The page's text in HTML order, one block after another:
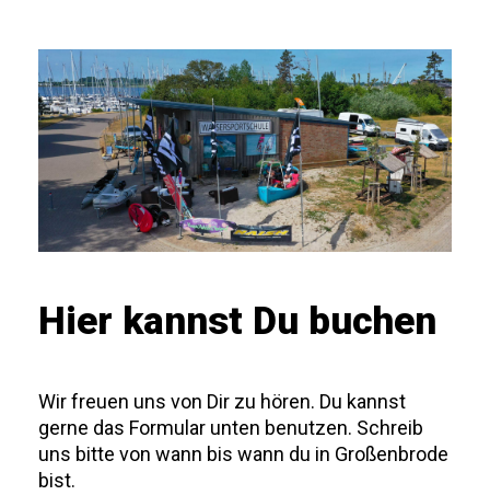
Hier kannst Du buchen
Wir freuen uns von Dir zu hören. Du kannst
gerne das Formular unten benutzen. Schreib
uns bitte von wann bis wann du in Großenbrode
bist.